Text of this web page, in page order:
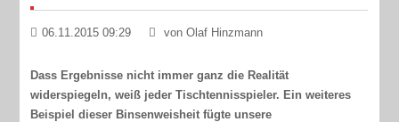
06.11.2015 09:29 von Olaf Hinzmann
Dass Ergebnisse nicht immer ganz die Realität
widerspiegeln, weiß jeder Tischtennisspieler. Ein weiteres
Beispiel dieser Binsenweisheit fügte unsere